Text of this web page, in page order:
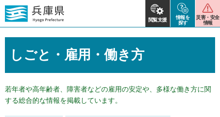
閲覧支援
情報を
探す
災害・安全
情報
しごと・雇用・働き方
若年者や高年齢者、障害者などの雇用の安定や、多様な働き方に関
する総合的な情報を掲載しています。